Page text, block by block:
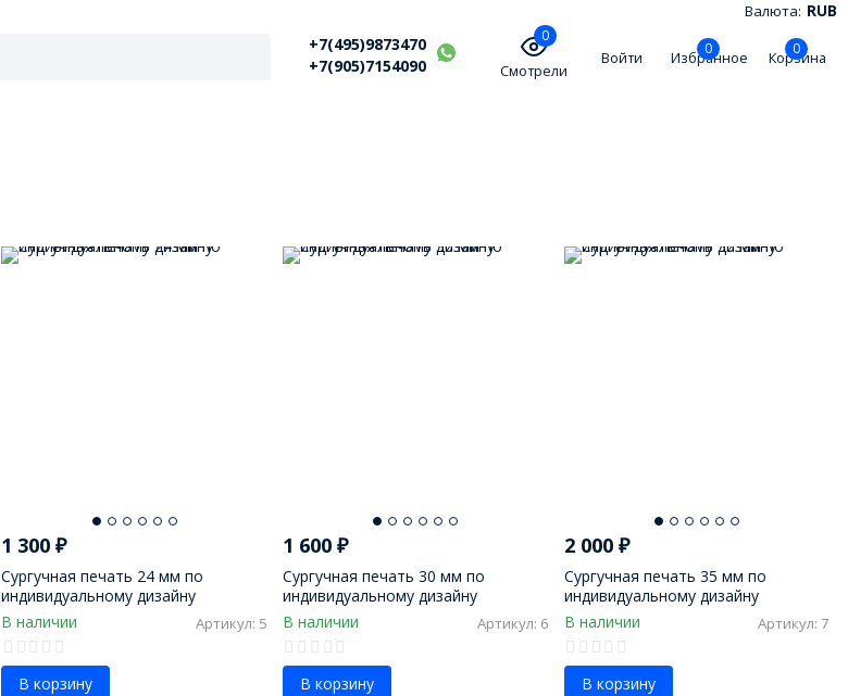
Валюта: RUB
+7(495)9873470
+7(905)7154090
0
Смотрели
Войти
0
Избранное
0
Корзина
1 300₽
Сургучная печать 24 мм по
индивидуальному дизайну
В наличии
Артикул: 5
В корзину
1 600 ₽
Сургучная печать 30 мм по
индивидуальному дизайну
В наличии
Артикул: 6
В корзину
2 000 ₽
Сургучная печать 35 мм по
индивидуальному дизайну
В наличии
Артикул: 7
В корзину